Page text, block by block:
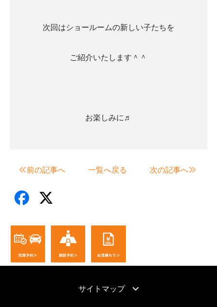
次回はショールームの新しい子たちを
ご紹介いたします＾＾
お楽しみに♬
前の記事へ 一覧へ戻る 次の記事へ
サイトマップ